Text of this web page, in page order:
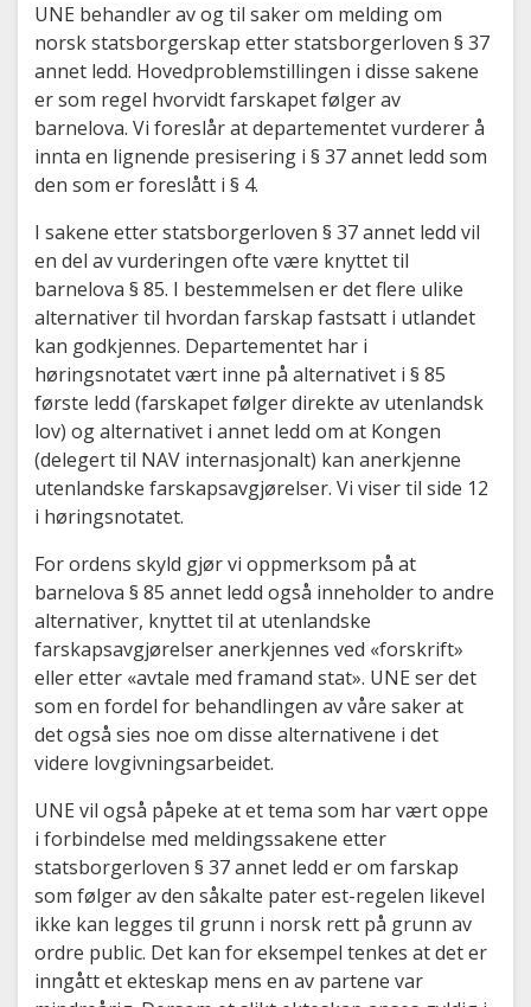
UNE behandler av og til saker om melding om
norsk statsborgerskap etter statsborgerloven § 37
annet ledd. Hovedproblemstillingen i disse sakene
er som regel hvorvidt farskapet følger av
barnelova. Vi foreslår at departementet vurderer å
innta en lignende presisering i § 37 annet ledd som
den som er foreslått i § 4.
I sakene etter statsborgerloven § 37 annet ledd vil
en del av vurderingen ofte være knyttet til
barnelova § 85. I bestemmelsen er det flere ulike
alternativer til hvordan farskap fastsatt i utlandet
kan godkjennes. Departementet har i
høringsnotatet vært inne på alternativet i § 85
første ledd (farskapet følger direkte av utenlandsk
lov) og alternativet i annet ledd om at Kongen
(delegert til NAV internasjonalt) kan anerkjenne
utenlandske farskapsavgjørelser. Vi viser til side 12
i høringsnotatet.
For ordens skyld gjør vi oppmerksom på at
barnelova § 85 annet ledd også inneholder to andre
alternativer, knyttet til at utenlandske
farskapsavgjørelser anerkjennes ved «forskrift»
eller etter «avtale med framand stat». UNE ser det
som en fordel for behandlingen av våre saker at
det også sies noe om disse alternativene i det
videre lovgivningsarbeidet.
UNE vil også påpeke at et tema som har vært oppe
i forbindelse med meldingssakene etter
statsborgerloven § 37 annet ledd er om farskap
som følger av den såkalte pater est-regelen likevel
ikke kan legges til grunn i norsk rett på grunn av
ordre public. Det kan for eksempel tenkes at det er
inngått et ekteskap mens en av partene var